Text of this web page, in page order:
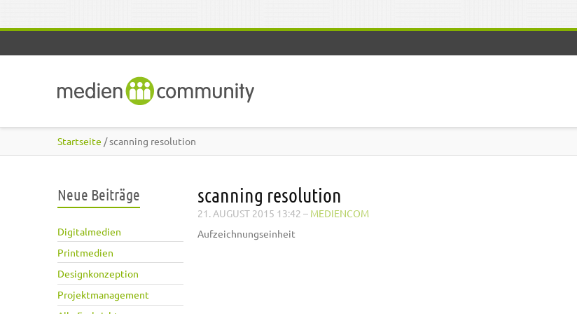
Startseite / scanning resolution
Neue Beiträge
Digitalmedien
Printmedien
Designkonzeption
Projektmanagement
scanning resolution
21. AUGUST 2015 13:42 – MEDIENCOM
Aufzeichnungseinheit